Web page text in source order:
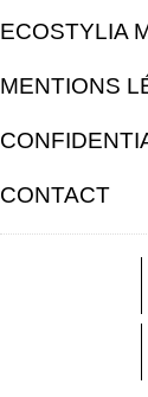
ECOSTYLIA
MENTIONS
CONTACT